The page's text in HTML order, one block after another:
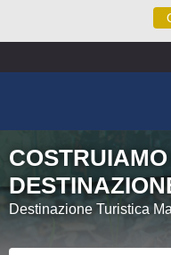
Destinazione Turistica